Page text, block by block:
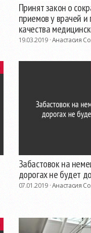
Принят закон о
приемов у врачей
качества
19.03.2019 ·Анастасия
Забастовок на
дорогах не будет
07.01.2019 ·Анастасия